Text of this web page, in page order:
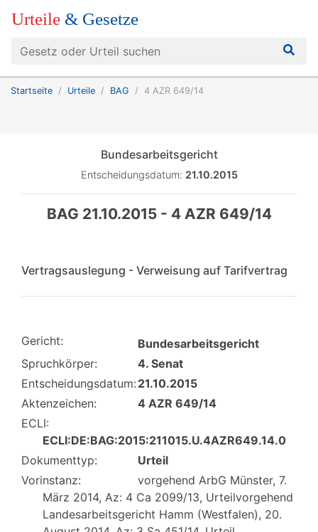
Urteile & Gesetze
Startseite Urteile BAG 4 AZR 649/14
Bundesarbeitsgericht
Entscheidungsdatum: 21.10.2015
BAG 21.10.2015 - 4 AZR 649/14
Vertragsauslegung - Verweisung auf Tarifvertrag
Gericht:
Bundesarbeitsgericht
Spruchkörper:
4. Senat
Entscheidungsdatum: 21.10.2015
Aktenzeichen:
4 AZR 649/14
ECLI:
ECLI:DE:BAG:2015:211015.U.4AZR649.14.0
Dokumenttyp:
Urteil
Vorinstanz:
vorgehend ArbG Münster, 7.
März 2014, Az: 4 Ca 2099/13, Urteilvorgehend
Landesarbeitsgericht Hamm (Westfalen), 20.